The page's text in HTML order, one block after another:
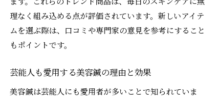
美容鍼で美肌を保つための習慣とは
理なく組み込める点が評価されています。新しいアイテ
ムを選ぶ際は、口コミや専門家の意見を参考にすること
もポイントです。
芸能人も愛用する美容鍼の理由と効果
美容鍼は芸能人にも愛用者が多いことで知られていま